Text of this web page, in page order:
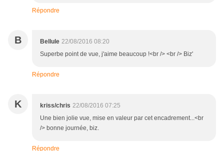
Répondre
B Bellule 22/08/2016 08:20
Superbe point de vue, j'aime beaucoup !<br /> <br /> Biz'
Répondre
K kriss/chris 22/08/2016 07:25
Une bien jolie vue, mise en valeur par cet encadrement...<br
/> bonne journée, biz.
Répondre